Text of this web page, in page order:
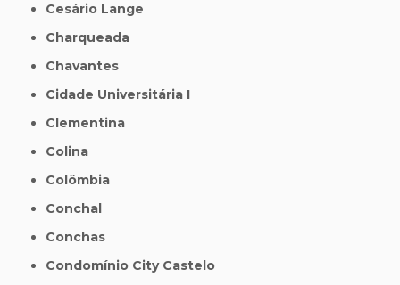
Cesário Lange
Charqueada
Chavantes
Cidade Universitária I
Clementina
Colina
Colômbia
Conchal
Conchas
Condomínio City Castelo